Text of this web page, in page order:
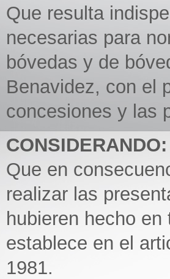
Que resulta
necesarias para
bóvedas y de
Benavidez, con el
concesiones y las
CONSIDERANDO:
Que en
realizar las
hubieren hecho
establece en el
1981.